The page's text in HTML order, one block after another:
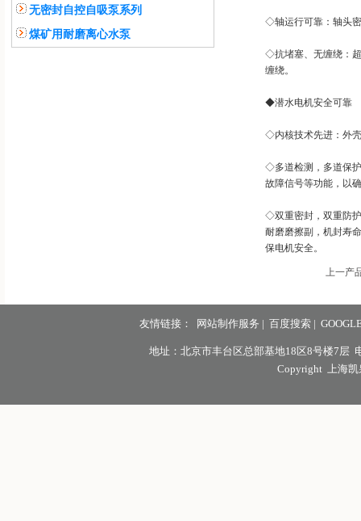
无密封自控自吸泵系列
煤矿用耐磨离心水泵
◇轴运行可靠：轴头
◇抗堵塞、无缠绕：
缠绕。
◆潜水电机安全可靠
◇内核技术先进：外
◇多道检测，多道保
故障信号等功能，以
◇双重密封，双重防
耐磨磨擦副，机封寿
保电机安全。
上一产
友情链接： 网站制作服务 | 百度搜索|
地址：北京市丰台区总部基地18区8号楼7层
Copyright 上海凯